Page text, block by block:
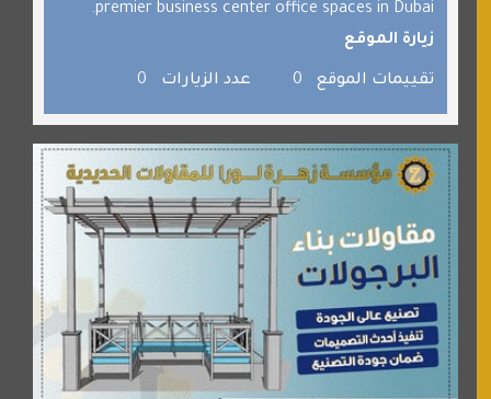
جائزة دبي الدولية للقران الكريم
صفنة دوت كوم
الألسن لخدمات الترجمة المعتمدة
premier business center office spaces in Dubai.
زيارة الموقع
تقييمات الموقع 0 عدد الزيارات 0